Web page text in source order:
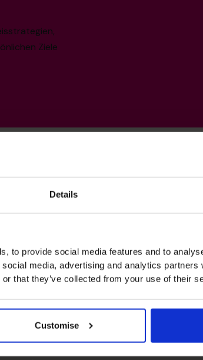
Details
to provide social media features and to
media, advertising and analytics partners
that they’ve collected from your use of their
Customise
Ziele
de Victoria
Informationen
von Management-Berichtssystemen